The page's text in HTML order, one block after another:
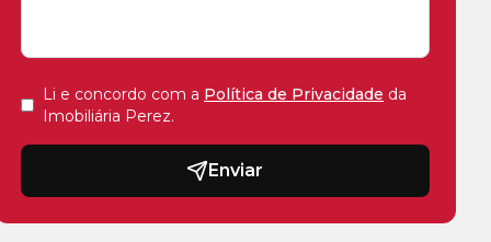
Li e concordo com a Política de Privacidade da
Imobiliária Perez.
Enviar